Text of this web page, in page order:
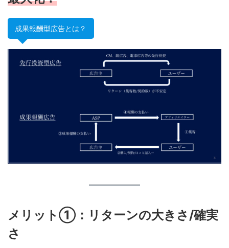
成果報酬型広告とは？
メリット①：リターンの大きさ/確実
さ